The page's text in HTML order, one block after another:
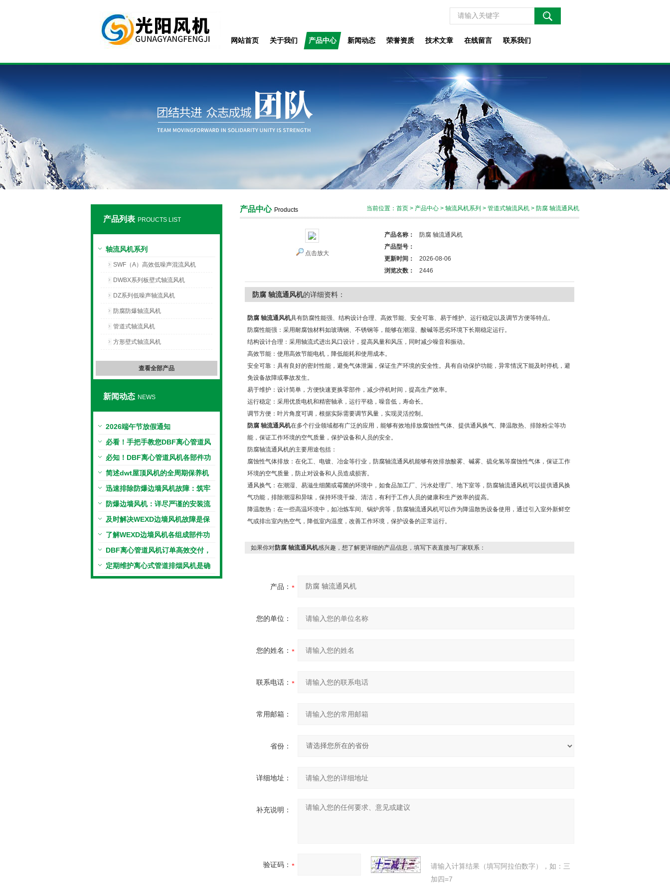
绍兴上虞光阳风机有限公司
网站首页 关于我们 产品中心 新闻动态 荣誉资质 技术文章 在线留言 联系我们
产品列表 PROUCTS LIST
轴流风机系列
SWF（A）高效低噪声混流风机
DWBX系列板壁式轴流风机
DZ系列低噪声轴流风机
防腐防爆轴流风机
管道式轴流风机
方形壁式轴流风机
查看全部产品
新闻动态 NEWS
2026端午节放假通知
必看！手把手教您DBF离心管道风
机的正确安装方法
必知！DBF离心管道风机各部件功
能特点大揭秘
简述dwt屋顶风机的全周期保养机
制
迅速排除防爆边墙风机故障：筑牢
本质安全的关键防线
防爆边墙风机：详尽严谨的安装流
程解析与分享
及时解决WEXD边墙风机故障是保
障其长期稳定运行的核心
了解WEXD边墙风机各组成部件功
能特点才能更好的使用它
DBF离心管道风机订单高效交付，
再获客户认可
定期维护离心式管道排烟风机是确
保其长时间正常运行的核心保障
产品中心 Products 当前位置： 首页 > 产品中心 > 轴流风机系列 > 管道式轴流风机 > 防腐 轴流通风机
点击放大
产品名称：
防腐 轴流通风机
产品型号：
更新时间：
2026-08-06
浏览次数：
2446
防腐 轴流通风机的详细资料：
防腐 轴流通风机具有防腐性能强、‌结构设计合理、‌高效节能、‌安全可靠、‌易于维护、‌运行稳定以及调节方便等特点。‌
防腐性能强：‌采用耐腐蚀材料如玻璃钢、‌不锈钢等，‌能够在潮湿、‌酸碱等恶劣环境下长期稳定运行。‌
结构设计合理：‌采用轴流式进出风口设计，‌提高风量和风压，‌同时减少噪音和振动。‌
高效节能：‌使用高效节能电机，‌降低能耗和使用成本。‌
安全可靠：‌具有良好的密封性能，‌避免气体泄漏，‌保证生产环境的安全性。‌具有自动保护功能，‌异常情况下能及时停机，‌避
免设备故障或事故发生。‌
易于维护：‌设计简单，‌方便快速更换零部件，‌减少停机时间，‌提高生产效率。‌
运行稳定：‌采用优质电机和精密轴承，‌运行平稳，‌噪音低，‌寿命长。‌
调节方便：‌叶片角度可调，‌根据实际需要调节风量，‌实现灵活控制。‌
防腐 轴流通风机在多个行业领域都有广泛的应用，‌能够有效地排放腐蚀性气体、‌提供通风换气、‌降温散热、‌排除粉尘等功
能，‌保证工作环境的空气质量，‌保护设备和人员的安全。‌
防腐轴流通风机的主要用途包括：‌
腐蚀性气体排放：‌在化工、‌电镀、‌冶金等行业，‌防腐轴流通风机能够有效排放酸雾、‌碱雾、‌硫化氢等腐蚀性气体，‌保证工作
环境的空气质量，‌防止对设备和人员造成损害。‌
通风换气：‌在潮湿、‌易滋生细菌或霉菌的环境中，‌如食品加工厂、‌污水处理厂、‌地下室等，‌防腐轴流通风机可以提供通风换
气功能，‌排除潮湿和异味，‌保持环境干燥、‌清洁，‌有利于工作人员的健康和生产效率的提高。‌
降温散热：‌在一些高温环境中，‌如冶炼车间、‌锅炉房等，‌防腐轴流通风机可以作为降温散热设备使用，‌通过引入室外新鲜空
气或排出室内热空气，‌降低室内温度，‌改善工作环境，‌保护设备的正常运行。‌
如果你对防腐 轴流通风机感兴趣，想了解更详细的产品信息，填写下表直接与厂家联系：
产品：
您的单位：
您的姓名：
联系电话：
常用邮箱：
省份：
详细地址：
补充说明：
验证码：
请输入计算结果（填写阿拉伯数字），如：三
加四=7